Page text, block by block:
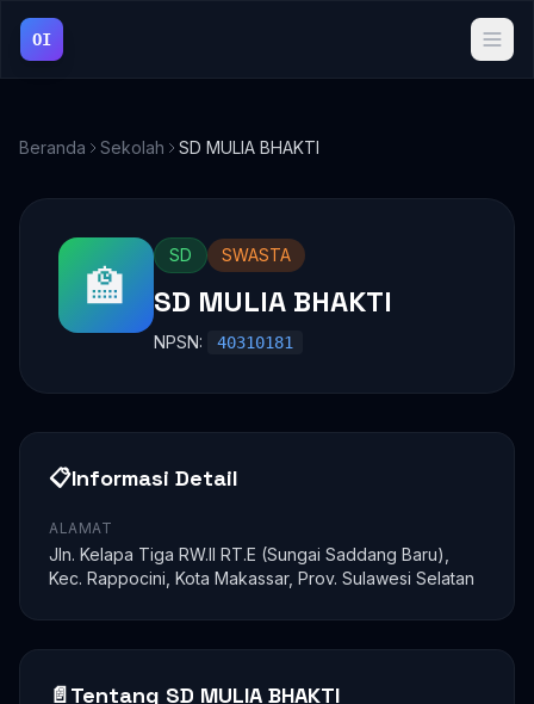
OI
Beranda Sekolah SD MULIA BHAKTI
🏫
SD SWASTA
SD MULIA BHAKTI
NPSN: 40310181
📋Informasi Detail
ALAMAT
Jln. Kelapa Tiga RW.II RT.E (Sungai Saddang Baru),
Kec. Rappocini, Kota Makassar, Prov. Sulawesi Selatan
📄Tentang SD MULIA BHAKTI